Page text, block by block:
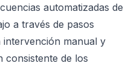
automatizadas de
a través de pasos
intervención manual y
consistente de los